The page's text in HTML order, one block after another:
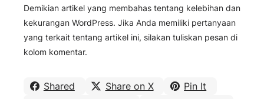
Demikian artikel yang membahas tentang kelebihan dan
kekurangan WordPress. Jika Anda memiliki pertanyaan
yang terkait tentang artikel ini, silakan tuliskan pesan di
kolom komentar.
Shared Share on X
Pin It